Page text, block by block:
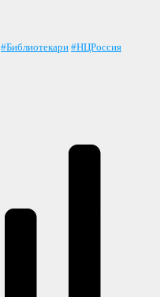
#Библиотекари #НЦРоссия